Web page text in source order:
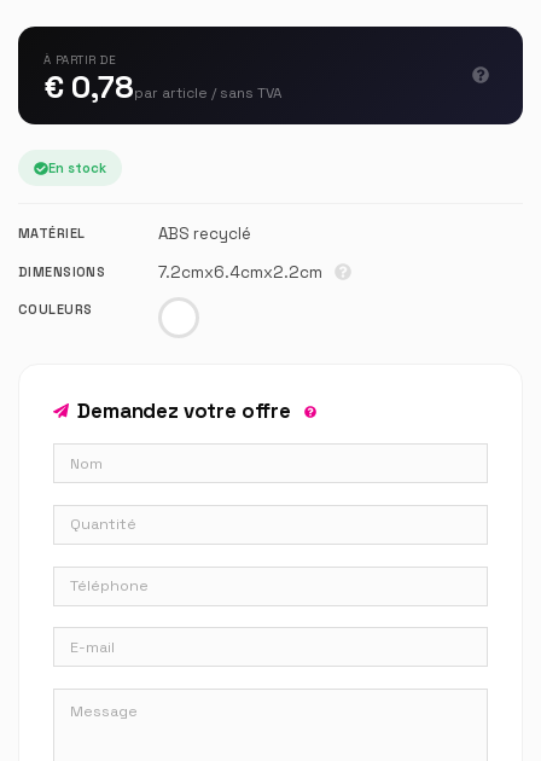
À PARTIR DE
€ 0,78par article / sans TVA
En stock
MATÉRIEL ABS recyclé
DIMENSIONS 7.2cmx6.4cmx2.2cm
COULEURS
Demandez votre offre